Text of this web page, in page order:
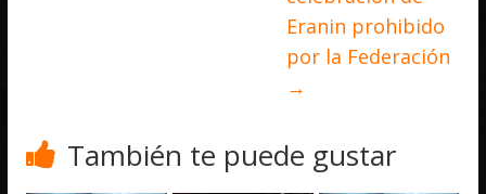
Eranin prohibido
por la Federación
→
También te puede gustar